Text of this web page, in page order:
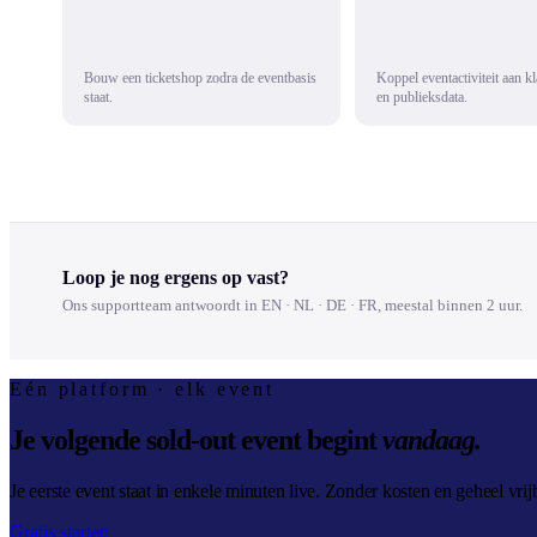
Bouw een ticketshop zodra de eventbasis
staat.
Koppel eventactiviteit aan
en publieksdata.
Loop je nog ergens op vast?
Ons supportteam antwoordt in EN · NL · DE · FR, meestal binnen 2 uur.
Eén platform · elk event
Je volgende sold-out event begintvandaag.
Je eerste event staat in enkele minuten live. Zonder kosten en geheel
Gratis starten